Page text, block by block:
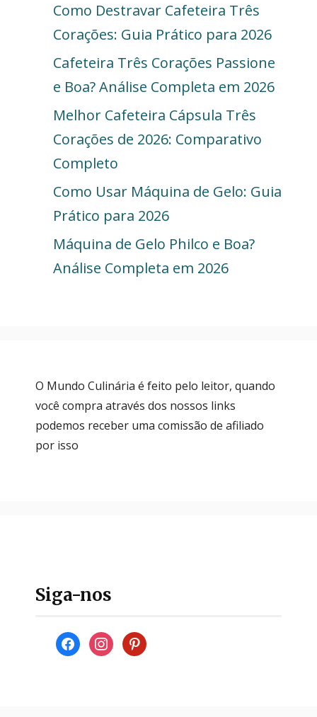
Como Destravar Cafeteira Três
Corações: Guia Prático para 2026
Cafeteira Três Corações Passione
e Boa? Análise Completa em 2026
Melhor Cafeteira Cápsula Três
Corações de 2026: Comparativo
Completo
Como Usar Máquina de Gelo: Guia
Prático para 2026
Máquina de Gelo Philco e Boa?
Análise Completa em 2026
O Mundo Culinária é feito pelo leitor, quando
você compra através dos nossos links
podemos receber uma comissão de afiliado
por isso
Siga-nos
facebookinstagrampinterest